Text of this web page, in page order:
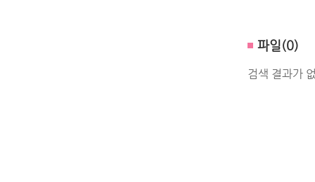
파일(0)
검색 결과가